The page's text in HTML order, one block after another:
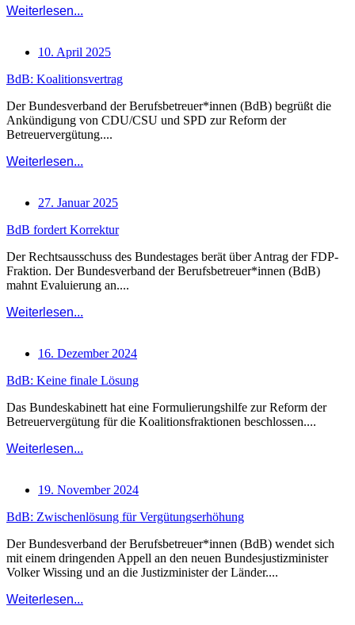
Weiterlesen...
10. April 2025
BdB: Koalitionsvertrag
Der Bundesverband der Berufsbetreuer*innen (BdB) begrüßt die
Ankündigung von CDU/CSU und SPD zur Reform der
Betreuervergütung....
Weiterlesen...
27. Januar 2025
BdB fordert Korrektur
Der Rechtsausschuss des Bundestages berät über Antrag der FDP-
Fraktion. Der Bundesverband der Berufsbetreuer*innen (BdB)
mahnt Evaluierung an....
Weiterlesen...
16. Dezember 2024
BdB: Keine finale Lösung
Das Bundeskabinett hat eine Formulierungshilfe zur Reform der
Betreuervergütung für die Koalitionsfraktionen beschlossen....
Weiterlesen...
19. November 2024
BdB: Zwischenlösung für Vergütungserhöhung
Der Bundesverband der Berufsbetreuer*innen (BdB) wendet sich
mit einem dringenden Appell an den neuen Bundesjustizminister
Volker Wissing und an die Justizminister der Länder....
Weiterlesen...